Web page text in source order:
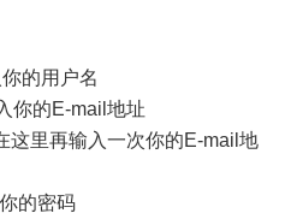
的用户名
你的E-mail地址
里再输入一次你的E-mail地
的密码